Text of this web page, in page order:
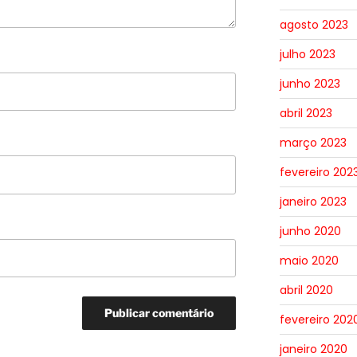
agosto 2023
julho 2023
junho 2023
abril 2023
março 2023
fevereiro
janeiro 2023
junho 2020
maio 2020
abril 2020
fevereiro
janeiro 2020